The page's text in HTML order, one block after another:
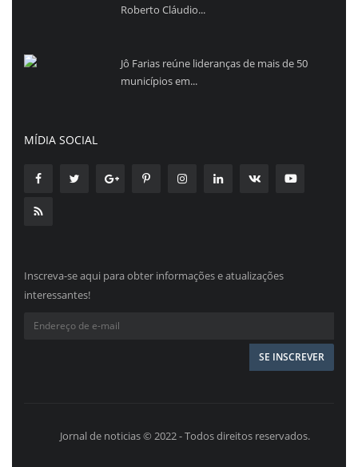
Roberto Cláudio...
Jô Farias reúne lideranças de mais de 50
municípios em...
MÍDIA SOCIAL
Inscreva-se aqui para obter informações e atualizações
interessantes!
Jornal de noticias © 2022 - Todos direitos reservados.